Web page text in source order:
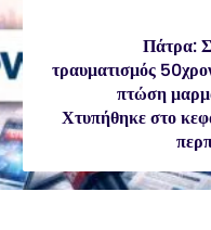
Πάτρα:
τραυματισμός
πτώση
Χτυπήθηκε στο